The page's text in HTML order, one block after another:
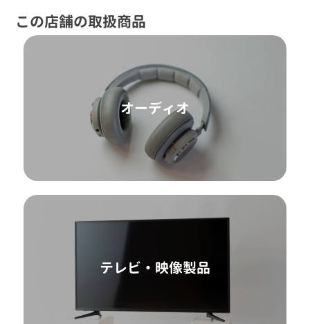
この店舗の取扱商品
オーディオ
テレビ・映像製品